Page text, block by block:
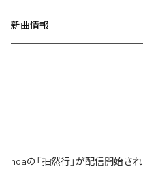
新曲情報
noaの「抽然行」が配信開始さ